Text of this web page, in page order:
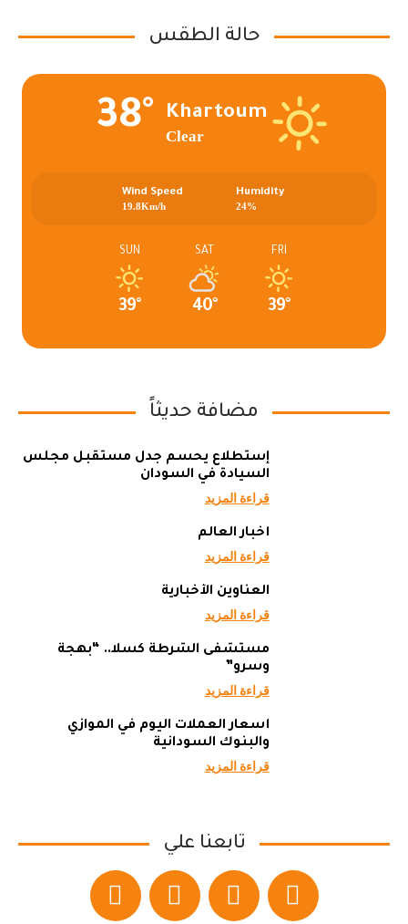
حالة الطقس
Khartoum
Clear
38°
Humidity
24%
Wind Speed
19.8Km/h
FRI
39°
SAT
40°
SUN
39°
مضافة حديثاً
إستطلاع يحسم جدل مستقبل مجلس
السيادة في السودان
قراءة المزيد
أخبار العالم
قراءة المزيد
العناوين الأخبارية
قراءة المزيد
مستشفى الشرطة كسلا.. “بهجة
وسرو”
قراءة المزيد
أسعار العملات اليوم في الموازي
والبنوك السودانية
قراءة المزيد
تابعنا علي